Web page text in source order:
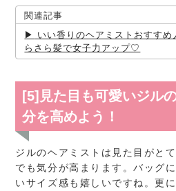
関連記事
いい香りのヘアミストおすすめ
らさら髪で女子力アップ♡
[5]見た目も可愛いジル
分を高めよう！
ジルのヘアミストは見た目がと
でも気分が高まります。バッグ
いサイズ感も嬉しいですね。更